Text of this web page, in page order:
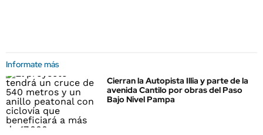
Informate más
Cierran la Autopista Illia y parte de la
avenida Cantilo por obras del Paso
Bajo Nivel Pampa